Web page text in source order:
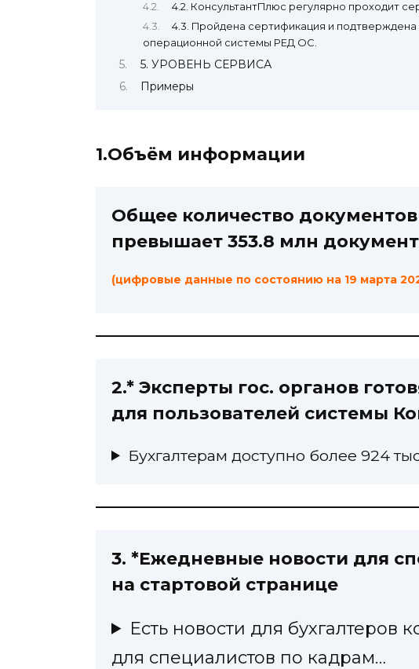
4.2. КонсультантПлюс регулярно проходит
4.3. Пройдена сертификация и
операционной системы РЕД ОС.
5. УРОВЕНЬ СЕРВИСА
Примеры
1.Объём информации
Общее количество
превышает 353.8 млн
(цифровые данные по состоянию на 19 марта
2.* Эксперты гос. органов
для пользователей системы
Бухгалтерам доступно более 924
3. *Ежедневные новости для
на стартовой странице
Есть новости для
для специалистов по кадрам…